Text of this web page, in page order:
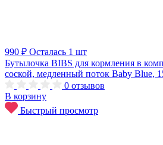
990 ₽ Осталась 1 шт
Бутылочка BIBS для кормления в
соской, медленный поток Baby Blue,
0 отзывов
В корзину
Быстрый просмотр